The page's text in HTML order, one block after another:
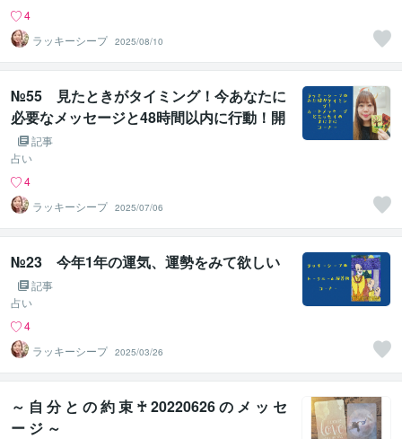
4
ラッキーシープ 2025/08/10
№55 見たときがタイミング！今あなたに
必要なメッセージと48時間以内に行動！開
運アドバイス♪5択。
記事
占い
4
ラッキーシープ 2025/07/06
№23 今年1年の運気、運勢をみて欲しい
記事
占い
4
ラッキーシープ 2025/03/26
～ 自 分 と の 約 束 ♰ 20220626 の メ ッ セ
ー ジ ～